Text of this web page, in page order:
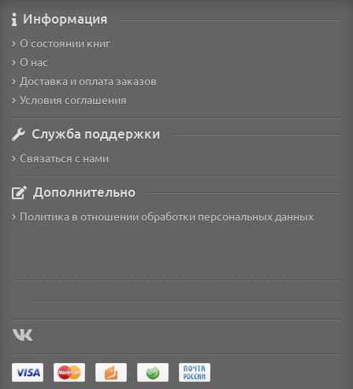
Информация
О состоянии книг
О нас
Доставка и оплата заказов
Условия соглашения
Служба поддержки
Связаться с нами
Дополнительно
Политика в отношении обработки персональных данных